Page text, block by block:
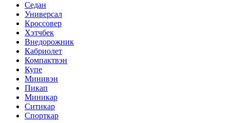
Седан
Универсал
Кроссовер
Хэтчбек
Внедорожник
Кабриолет
Компактвэн
Купе
Минивэн
Пикап
Миникар
Ситикар
Спорткар